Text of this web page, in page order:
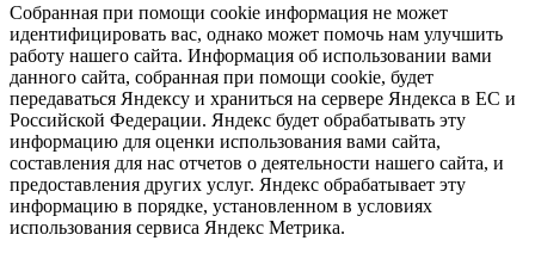
Собранная при помощи cookie информация не может
идентифицировать вас, однако может помочь нам улучшить
работу нашего сайта. Информация об использовании вами
данного сайта, собранная при помощи cookie, будет
передаваться Яндексу и храниться на сервере Яндекса в ЕС и
Российской Федерации. Яндекс будет обрабатывать эту
информацию для оценки использования вами сайта,
составления для нас отчетов о деятельности нашего сайта, и
предоставления других услуг. Яндекс обрабатывает эту
информацию в порядке, установленном в условиях
использования сервиса Яндекс Метрика.